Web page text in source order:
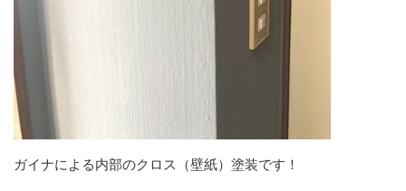
ガイナによる内部のクロス（壁紙）塗装です！